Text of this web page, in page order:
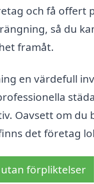
och få offert
så du
framåt.
en värdefull
Oavsett om
det företag
förpliktelser